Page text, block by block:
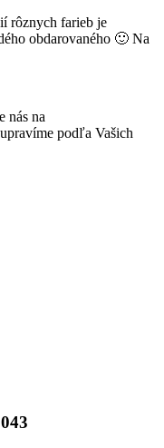
rôznych farieb je
obdarovaného 🙂 Na
nás na
podľa Vašich